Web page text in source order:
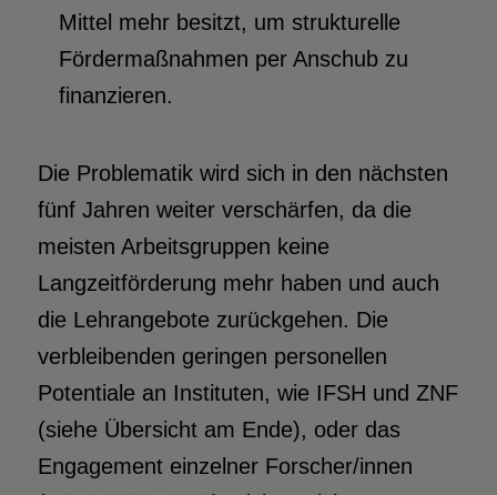
Mittel mehr besitzt, um strukturelle
Fördermaßnahmen per Anschub zu
finanzieren.
Die Problematik wird sich in den nächsten
fünf Jahren weiter verschärfen, da die
meisten Arbeitsgruppen keine
Langzeitförderung mehr haben und auch
die Lehrangebote zurückgehen. Die
verbleibenden geringen personellen
Potentiale an Instituten, wie IFSH und ZNF
(siehe Übersicht am Ende), oder das
Engagement einzelner Forscher/innen